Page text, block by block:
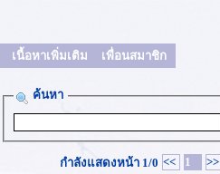
เนื้อหาเพิ่มเติม เพื่อนสมาชิก
ค้นหา
กำลังแสดงหน้า 1/0 << 1 >>